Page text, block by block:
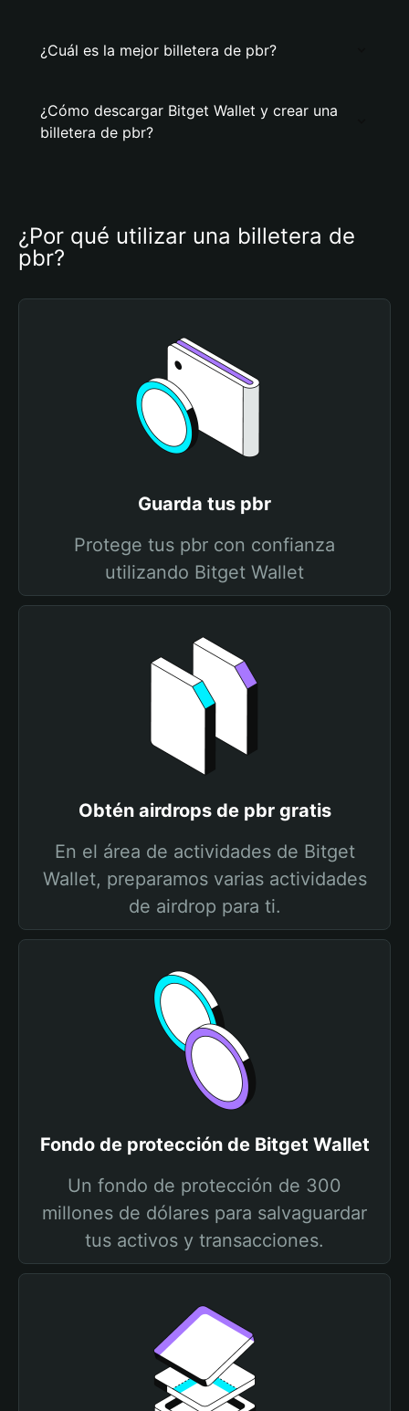
¿Cuál es la mejor billetera de pbr?
¿Cómo descargar Bitget Wallet y crear una
billetera de pbr?
¿Por qué utilizar una billetera de
pbr?
Guarda tus pbr
Protege tus pbr con confianza
utilizando Bitget Wallet
Obtén airdrops de pbr gratis
En el área de actividades de Bitget
Wallet, preparamos varias actividades
de airdrop para ti.
Fondo de protección de Bitget Wallet
Un fondo de protección de 300
millones de dólares para salvaguardar
tus activos y transacciones.